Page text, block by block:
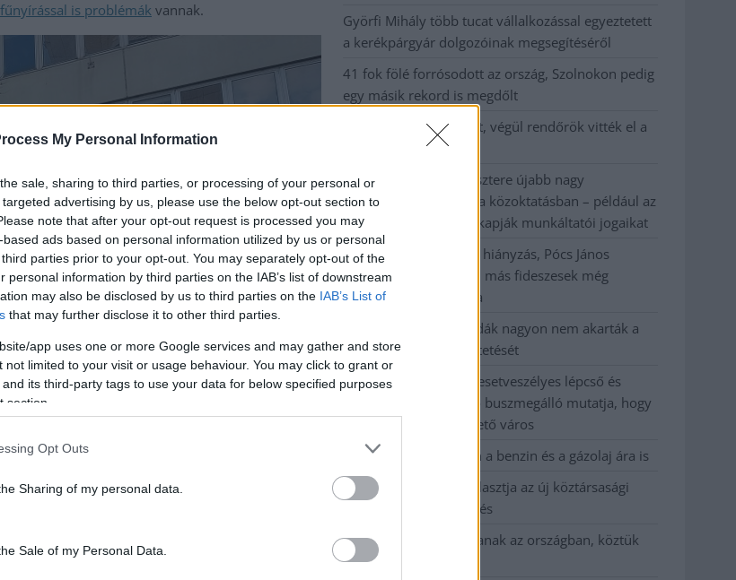
My Personal Information
sale, sharing to third parties, or processing of your personal or
advertising by us, please use the below opt-out section to
note that after your opt-out request is processed you may
ads based on personal information utilized by us or personal
parties prior to your opt-out. You may separately opt-out of the
personal information by third parties on the IAB’s list of downstream
may also be disclosed by us to third parties on the IAB’s List of
that may further disclose it to other third parties.
app uses one or more Google services and may gather and store
not limited to your visit or usage behaviour. You may click to grant or
its third-party tags to use your data for below specified purposes
section.
Opt Outs
Sharing of my personal data.
Sale of my Personal Data.
is problémák vannak.
Györfi Mihály több tucat vállalkozással egyeztetett
a kerékpárgyár dolgozóinak megsegítéséről
41 fok fölé forrósodott az ország, Szolnokon pedig
egy másik rekord is megdőlt
Egy telefonhívást akart, végül rendőrök vitték el a
mezőtúri férfit
A Tisza kormány minisztere újabb nagy
változásokról döntött a közoktatásban – például az
iskolaigazgatók visszakapják munkáltatói jogaikat
Sok volt az igazolatlan hiányzás, Pócs János
fizetéslevonást kapott, más fideszesek még
kevesebbet vittek haza
A Szolnok megyei gazdák nagyon nem akarták a
JÉGER további üzemeltetését
Csendélet 5.0: alig balesetveszélyes lépcső és
remek állapotban levő buszmegálló mutatja, hogy
Szolnok mennyire élhető város
Pénteken újra csökken a benzin és a gázolaj ára is
Napokon belül megválasztja az új köztársasági
elnököt az Országgyűlés
Kiterjedt tüzek pusztítanak az országban, köztük
Karcagon